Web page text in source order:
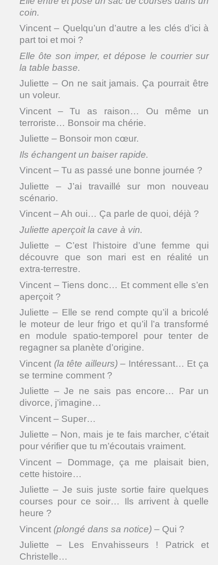
coin.
Vincent – Quelqu’un d’autre a les clés d’ici à
part toi et moi ?
Elle ôte son imper, et dépose le courrier sur
la table basse.
Juliette – On ne sait jamais. Ça pourrait être
un voleur.
Vincent – Tu as raison… Ou même un
terroriste… Bonsoir ma chérie.
Juliette – Bonsoir mon cœur.
Ils échangent un baiser rapide.
Vincent – Tu as passé une bonne journée ?
Juliette – J’ai travaillé sur mon nouveau
scénario.
Vincent – Ah oui… Ça parle de quoi, déjà ?
Juliette aperçoit la cave à vin.
Juliette – C’est l’histoire d’une femme qui
découvre que son mari est en réalité un
extra-terrestre.
Vincent – Tiens donc… Et comment elle s’en
aperçoit ?
Juliette – Elle se rend compte qu’il a bricolé
le moteur de leur frigo et qu’il l’a transformé
en module spatio-temporel pour tenter de
regagner sa planète d’origine.
Vincent (la tête ailleurs)– Intéressant… Et ça
se termine comment ?
Juliette – Je ne sais pas encore… Par un
divorce, j’imagine…
Vincent – Super…
Juliette – Non, mais je te fais marcher, c’était
pour vérifier que tu m’écoutais vraiment.
Vincent – Dommage, ça me plaisait bien,
cette histoire…
Juliette – Je suis juste sortie faire quelques
courses pour ce soir… Ils arrivent à quelle
heure ?
Vincent (plongé dans sa notice) – Qui ?
Juliette – Les Envahisseurs ! Patrick et
Christelle…